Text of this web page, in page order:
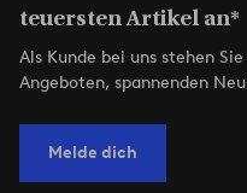
teuersten Artikel an*
Als Kunde bei uns stehen
Angeboten, spannenden
Melde dich